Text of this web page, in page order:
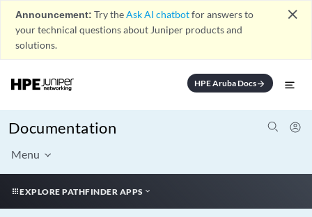
Announcement: Try theAsk AI chatbotfor answers to
your technical questions about Juniper products and
solutions.
close
HPE Aruba Docsarrow_forward
Documentation
Menu
EXPLORE PATHFINDER APPS